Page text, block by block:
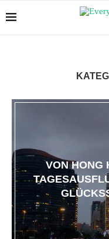
VON HONG